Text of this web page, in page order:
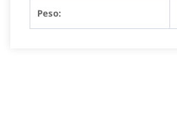
Peso: